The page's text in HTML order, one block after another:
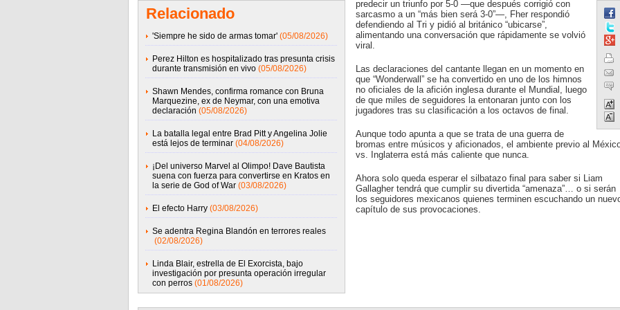
Relacionado
'Siempre he sido de armas tomar' (05/08/2026)
Perez Hilton es hospitalizado tras presunta crisis
durante transmisión en vivo (05/08/2026)
Shawn Mendes, confirma romance con Bruna
Marquezine, ex de Neymar, con una emotiva
declaración (05/08/2026)
La batalla legal entre Brad Pitt y Angelina Jolie
está lejos de terminar (04/08/2026)
¡Del universo Marvel al Olimpo! Dave Bautista
suena con fuerza para convertirse en Kratos en
la serie de God of War (03/08/2026)
El efecto Harry (03/08/2026)
Se adentra Regina Blandón en terrores reales
(02/08/2026)
Linda Blair, estrella de El Exorcista, bajo
investigación por presunta operación irregular
con perros (01/08/2026)
predecir un triunfo por 5-0 —que después corrigió con
sarcasmo a un “más bien será 3-0”—, Fher respondió
defendiendo al Tri y pidió al británico “ubicarse”,
alimentando una conversación que rápidamente se volvió
viral.
Las declaraciones del cantante llegan en un momento en
que “Wonderwall” se ha convertido en uno de los himnos
no oficiales de la afición inglesa durante el Mundial, luego
de que miles de seguidores la entonaran junto con los
jugadores tras su clasificación a los octavos de final.
Aunque todo apunta a que se trata de una guerra de
bromas entre músicos y aficionados, el ambiente previo al
vs. Inglaterra está más caliente que nunca.
Ahora solo queda esperar el silbatazo final para saber si Liam
Gallagher tendrá que cumplir su divertida “amenaza”… o si serán
los seguidores mexicanos quienes terminen escuchando un
capítulo de sus provocaciones.